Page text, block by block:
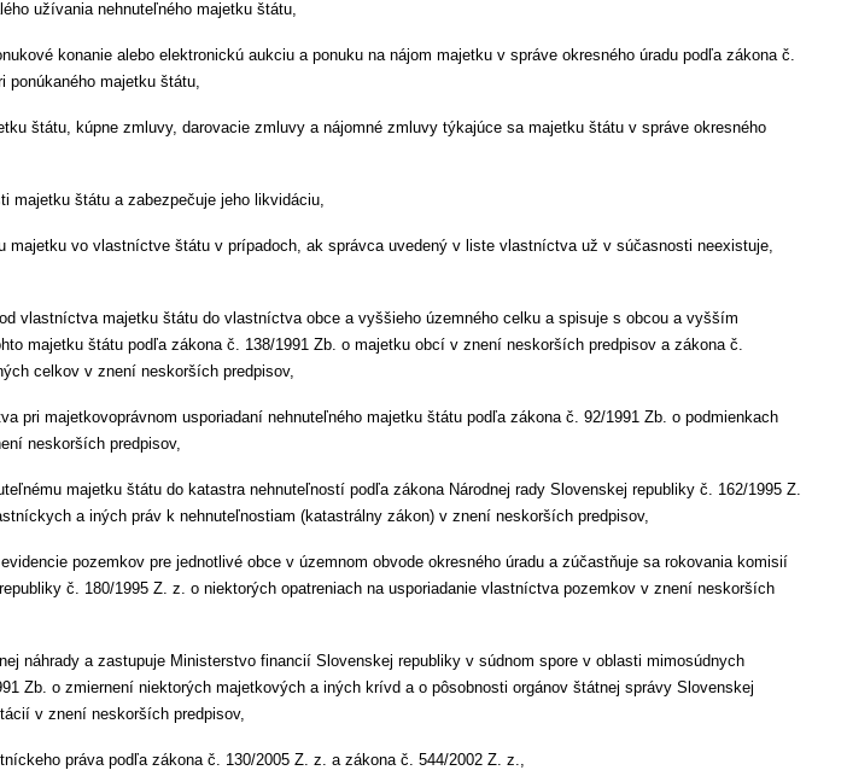
užívania nehnuteľného majetku štátu,
konanie alebo elektronickú aukciu a ponuku na nájom majetku v správe okresného úradu podľa zákona č.
ponúkaného majetku štátu,
štátu, kúpne zmluvy, darovacie zmluvy a nájomné zmluvy týkajúce sa majetku štátu v správe okresného
majetku štátu a zabezpečuje jeho likvidáciu,
majetku vo vlastníctve štátu v prípadoch, ak správca uvedený v liste vlastníctva už v súčasnosti neexistuje,
vlastníctva majetku štátu do vlastníctva obce a vyššieho územného celku a spisuje s obcou a vyšším
majetku štátu podľa zákona č. 138/1991 Zb. o majetku obcí v znení neskorších predpisov a zákona č.
celkov v znení neskorších predpisov,
pri majetkovoprávnom usporiadaní nehnuteľného majetku štátu podľa zákona č. 92/1991 Zb. o podmienkach
neskorších predpisov,
majetku štátu do katastra nehnuteľností podľa zákona Národnej rady Slovenskej republiky č. 162/1995 Z.
a iných práv k nehnuteľnostiam (katastrálny zákon) v znení neskorších predpisov,
pozemkov pre jednotlivé obce v územnom obvode okresného úradu a zúčastňuje sa rokovania komisií
č. 180/1995 Z. z. o niektorých opatreniach na usporiadanie vlastníctva pozemkov v znení neskorších
náhrady a zastupuje Ministerstvo financií Slovenskej republiky v súdnom spore v oblasti mimosúdnych
Zb. o zmiernení niektorých majetkových a iných krívd a o pôsobnosti orgánov štátnej správy Slovenskej
v znení neskorších predpisov,
práva podľa zákona č. 130/2005 Z. z. a zákona č. 544/2002 Z. z.,